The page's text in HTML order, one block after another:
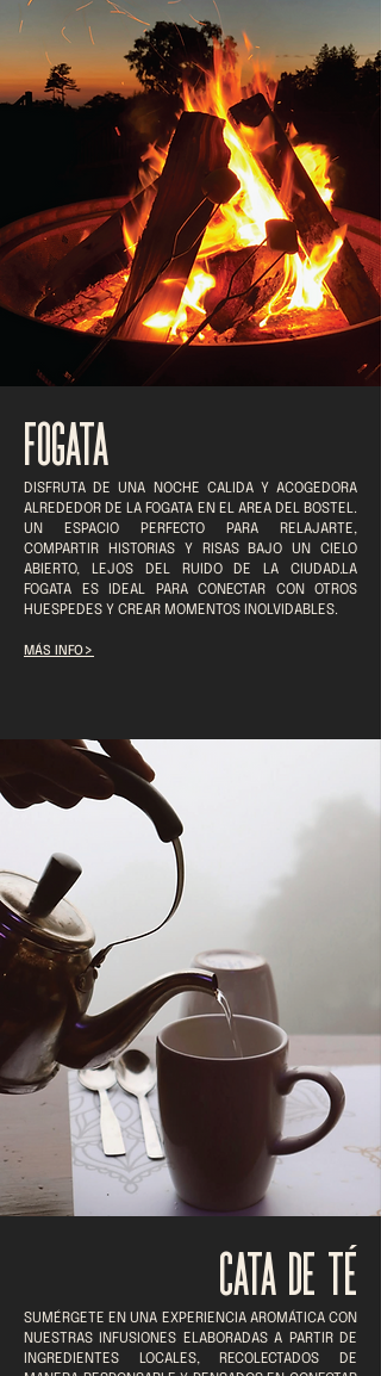
FOGATA
DISFRUTA DE UNA NOCHE CALIDA Y ACOGEDORA
ALREDEDOR DE LA FOGATA EN EL AREA DEL BOSTEL.
UN ESPACIO PERFECTO PARA RELAJARTE,
COMPARTIR HISTORIAS Y RISAS BAJO UN CIELO
ABIERTO, LEJOS DEL RUIDO DE LA CIUDAD.LA
FOGATA ES IDEAL PARA CONECTAR CON OTROS
HUESPEDES Y CREAR MOMENTOS INOLVIDABLES.
MÁS INFO>
CATA DE TÉ
SUMÉRGETE EN UNA EXPERIENCIA AROMÁTICA CON
NUESTRAS INFUSIONES ELABORADAS A PARTIR DE
INGREDIENTES LOCALES, RECOLECTADOS DE